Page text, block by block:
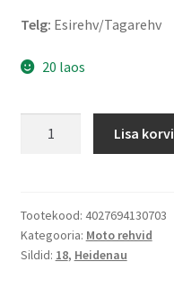
Telg: Esirehv/Tagarehv
20 laos
-
18
48P
Lisa korvi
Tootekood: 4027694130703
Kategooria: Moto rehvid
Sildid: 18, Heidenau